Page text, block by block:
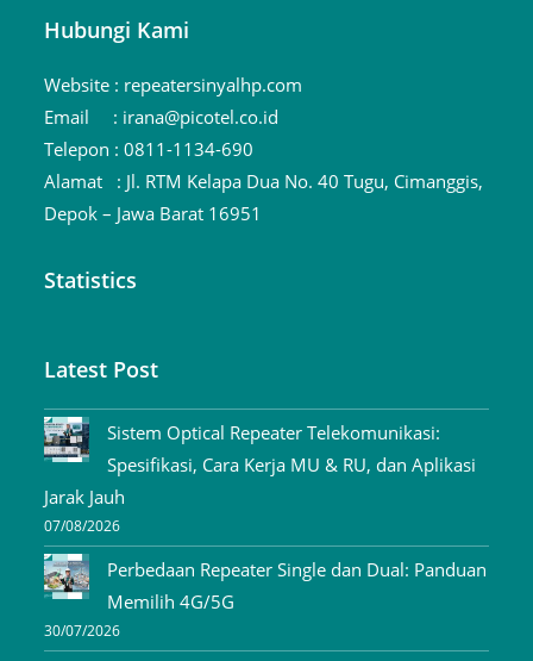
Hubungi Kami
Website : repeatersinyalhp.com
Email : irana@picotel.co.id
Telepon :0811-1134-690
Alamat : Jl. RTM Kelapa Dua No. 40 Tugu, Cimanggis,
Depok – Jawa Barat 16951
Statistics
Latest Post
Sistem Optical Repeater Telekomunikasi:
Spesifikasi, Cara Kerja MU & RU, dan Aplikasi
Jarak Jauh
07/08/2026
Perbedaan Repeater Single dan Dual: Panduan
Memilih 4G/5G
30/07/2026